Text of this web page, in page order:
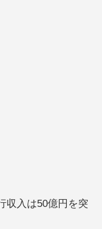
収入は50億円を突